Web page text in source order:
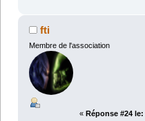
fti
Membre de l'association
« Réponse #24 le: